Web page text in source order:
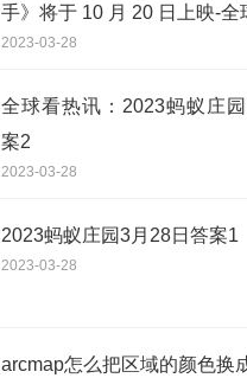
手》将于 10 月 20 日上映-全
2023-03-28
全球看热讯：2023蚂蚁庄
案2
2023-03-28
2023蚂蚁庄园3月28日答案1
2023-03-28
arcmap怎么把区域的颜色换